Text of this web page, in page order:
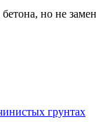
но не
грунтах